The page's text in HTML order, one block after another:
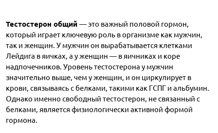
Тестостерон общий — это важный половой гормон,
который играет ключевую роль в организме как мужчин,
так и женщин. У мужчин он вырабатывается клетками
Лейдига в яичках, а у женщин — в яичниках и коре
надпочечников. Уровень тестостерона у мужчин
значительно выше, чем у женщин, и он циркулирует в
крови, связываясь с белками, такими как ГСПГ и альбумин.
Однако именно свободный тестостерон, не связанный с
белками, является физиологически активной формой
гормона.